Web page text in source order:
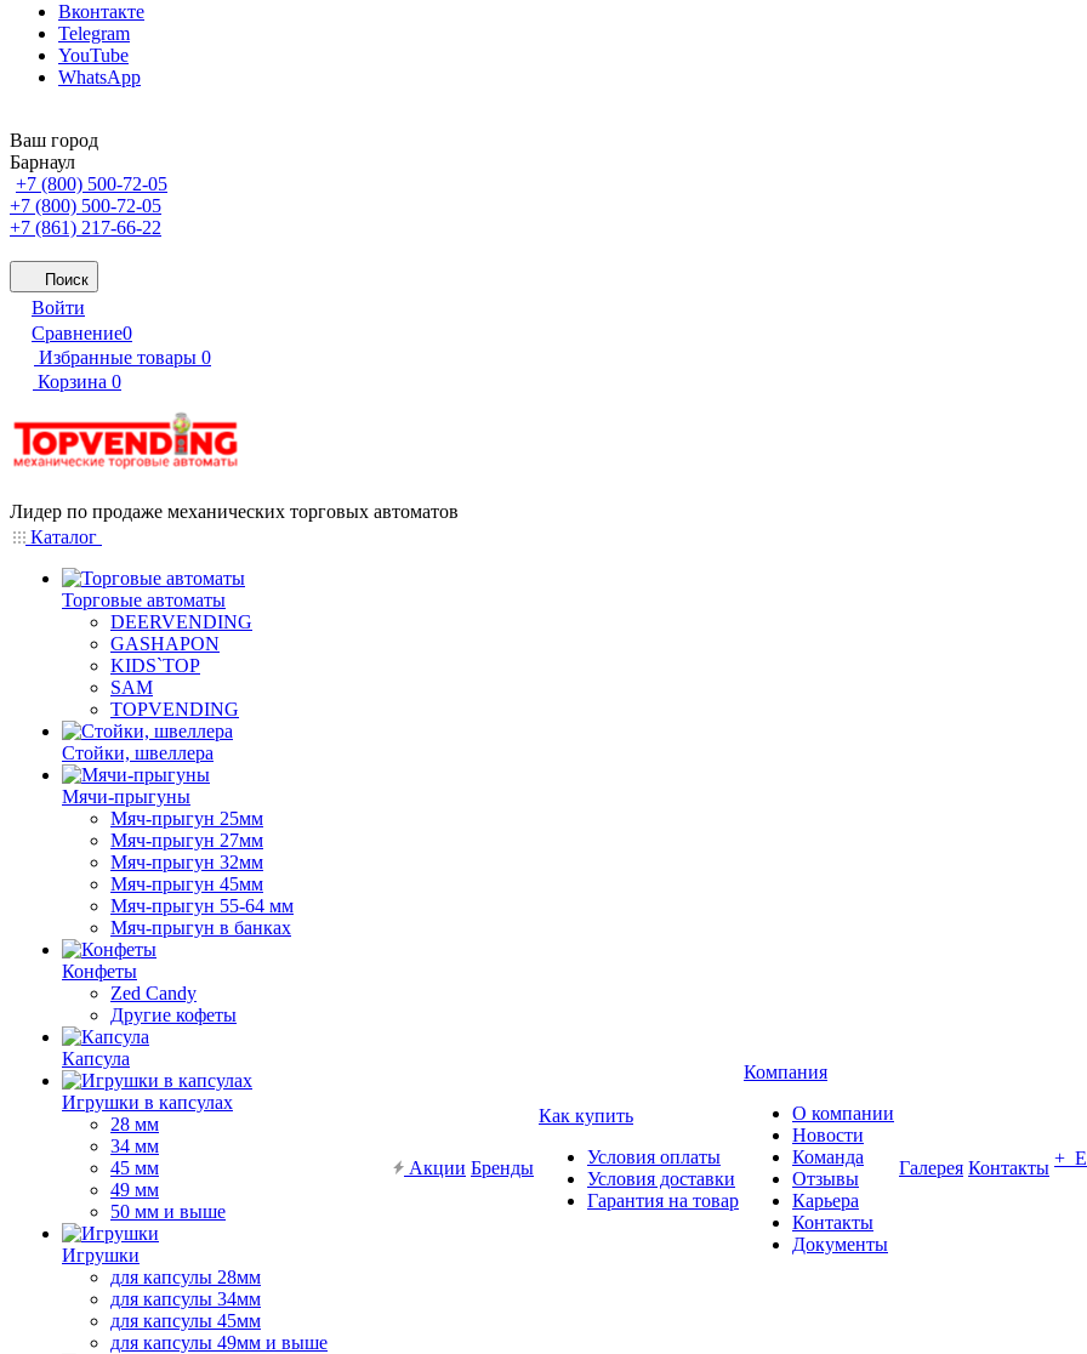
Вконтакте
Telegram
YouTube
WhatsApp
Ваш город
Барнаул
+7 (800) 500-72-05
+7 (800) 500-72-05
+7 (861) 217-66-22
Поиск
Войти
Сравнение0
Избранные товары 0
Корзина 0
Лидер по продаже механических торговых автоматов
Каталог
Торговые автоматы
DEERVENDING
GASHAPON
KIDS`TOP
SAM
TOPVENDING
Стойки, швеллера
Мячи-прыгуны
Мяч-прыгун 25мм
Мяч-прыгун 27мм
Мяч-прыгун 32мм
Мяч-прыгун 45мм
Мяч-прыгун 55-64 мм
Мяч-прыгун в банках
Конфеты
Zed Candy
Другие кофеты
Капсула
Игрушки в капсулах
28 мм
34 мм
45 мм
49 мм
50 мм и выше
Игрушки
для капсулы 28мм
для капсулы 34мм
для капсулы 45мм
для капсулы 49мм и выше
Акции Бренды
Как купить
Условия оплаты
Условия доставки
Гарантия на товар
Компания
О компании
Новости
Команда
Отзывы
Карьера
Контакты
Документы
Галерея Контакты +